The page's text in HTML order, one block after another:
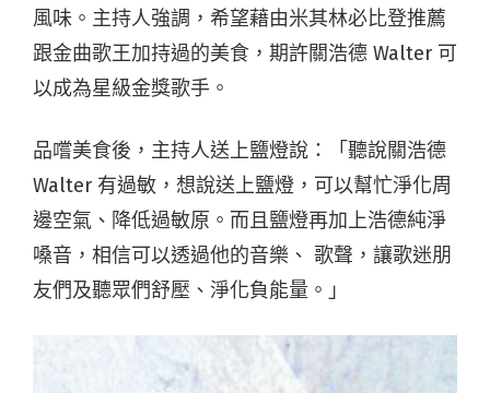
風味。主持⼈強調，希望藉由米其林必比登推薦
跟⾦曲歌王加持過的美食，期許關浩德 Walter 可
以成為星級⾦獎歌⼿。
品嚐美食後，主持人送上鹽燈說：「聽說關浩德
Walter 有過敏，想說送上鹽燈，可以幫忙淨化周
邊空氣、降低過敏原。而且鹽燈再加上浩德純淨
嗓音，相信可以透過他的音樂、 歌聲，讓歌迷朋
友們及聽眾們舒壓、淨化負能量。」